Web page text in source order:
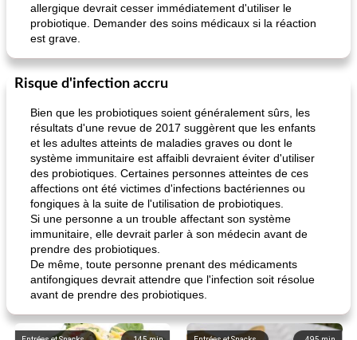
allergique devrait cesser immédiatement d'utiliser le
probiotique. Demander des soins médicaux si la réaction
est grave.
Risque d'infection accru
Bien que les probiotiques soient généralement sûrs, les
résultats d'une revue de 2017 suggèrent que les enfants
et les adultes atteints de maladies graves ou dont le
système immunitaire est affaibli devraient éviter d'utiliser
des probiotiques. Certaines personnes atteintes de ces
affections ont été victimes d'infections bactériennes ou
fongiques à la suite de l'utilisation de probiotiques.
Si une personne a un trouble affectant son système
immunitaire, elle devrait parler à son médecin avant de
prendre des probiotiques.
De même, toute personne prenant des médicaments
antifongiques devrait attendre que l'infection soit résolue
avant de prendre des probiotiques.